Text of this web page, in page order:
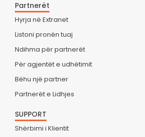
Partnerët
Hyrja në Extranet
Listoni pronën tuaj
Ndihma për partnerët
Për agjentët e udhëtimit
Bëhu një partner
Partnerët e Lidhjes
SUPPORT
Shërbimi i Klientit